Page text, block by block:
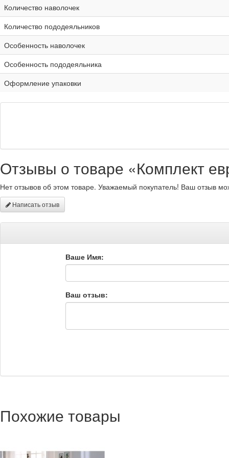
Количество наволочек
Количество пододеяльников
Особенность наволочек
Особенность пододеяльника
Оформление упаковки
Отзывы о товаре «Комплект
Нет отзывов об этом товаре. Уважаемый покупатель! Ваш отзыв
Написать отзыв
Ваше Имя:
Ваш отзыв:
Похожие товары